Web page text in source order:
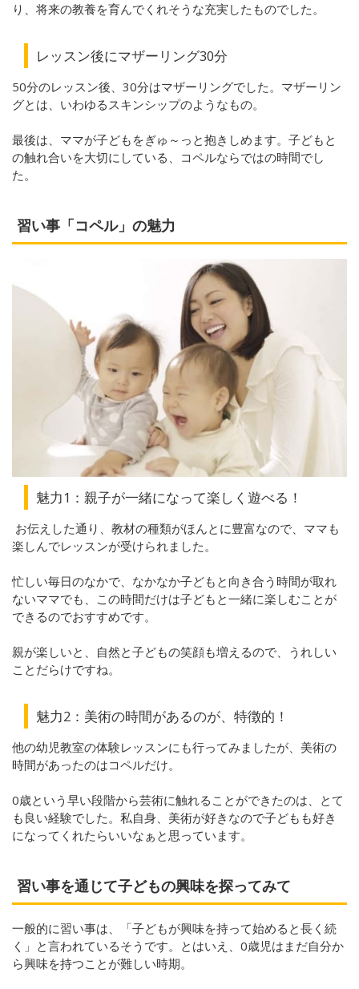
り、将来の教養を育んでくれそうな充実したものでした。
レッスン後にマザーリング30分
50分のレッスン後、30分はマザーリングでした。マザーリン
グとは、いわゆるスキンシップのようなもの。
最後は、ママが子どもをぎゅ～っと抱きしめます。子どもと
の触れ合いを大切にしている、コペルならではの時間でし
た。
習い事「コペル」の魅力
魅力1：親子が一緒になって楽しく遊べる！
お伝えした通り、教材の種類がほんとに豊富なので、ママも
楽しんでレッスンが受けられました。
忙しい毎日のなかで、なかなか子どもと向き合う時間が取れ
ないママでも、この時間だけは子どもと一緒に楽しむことが
できるのでおすすめです。
親が楽しいと、自然と子どもの笑顔も増えるので、うれしい
ことだらけですね。
魅力2：美術の時間があるのが、特徴的！
他の幼児教室の体験レッスンにも行ってみましたが、美術の
時間があったのはコペルだけ。
0歳という早い段階から芸術に触れることができたのは、とて
も良い経験でした。私自身、美術が好きなので子どもも好き
になってくれたらいいなぁと思っています。
習い事を通じて子どもの興味を探ってみて
一般的に習い事は、「子どもが興味を持って始めると長く続
く」と言われているそうです。とはいえ、0歳児はまだ自分か
ら興味を持つことが難しい時期。